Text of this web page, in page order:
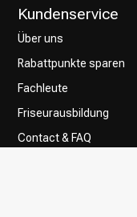
Kundenservice
Über uns
Rabattpunkte sparen
Fachleute
Friseurausbildung
Contact & FAQ